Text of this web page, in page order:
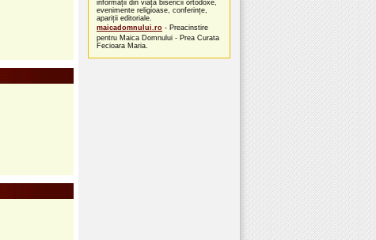
informații din viața bisericii ortodoxe,
evenimente religioase, conferințe,
apariții editoriale.
maicadomnului.ro - Preacinstire
pentru Maica Domnului - Prea Curata
Fecioara Maria.